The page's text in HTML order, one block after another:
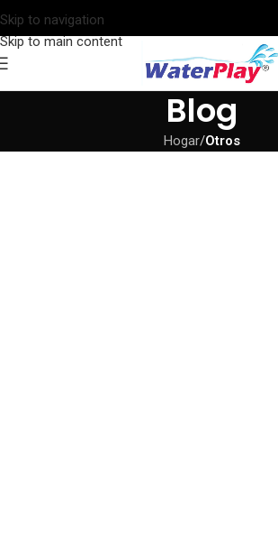
Skip to navigation
Skip to main content
Blog
Hogar/Otros